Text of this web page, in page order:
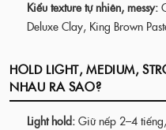
Kiểu texture tự nhiên, messy:
Deluxe Clay, King Brown
HOLD LIGHT, MEDIUM,
NHAU RA SAO?
Light hold: Giữ nếp 2–4